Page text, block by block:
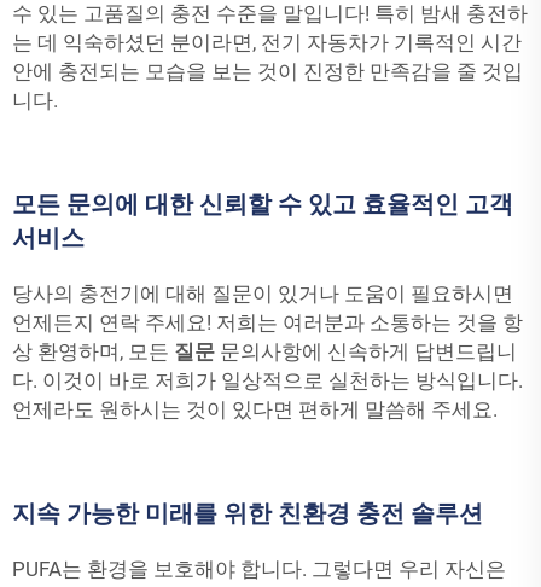
수 있는 고품질의 충전 수준을 말입니다! 특히 밤새 충전하
는 데 익숙하셨던 분이라면, 전기 자동차가 기록적인 시간
안에 충전되는 모습을 보는 것이 진정한 만족감을 줄 것입
니다.
모든 문의에 대한 신뢰할 수 있고 효율적인 고객
서비스
당사의 충전기에 대해 질문이 있거나 도움이 필요하시면
언제든지 연락 주세요! 저희는 여러분과 소통하는 것을 항
상 환영하며, 모든 질문 문의사항에 신속하게 답변드립니
다. 이것이 바로 저희가 일상적으로 실천하는 방식입니다.
언제라도 원하시는 것이 있다면 편하게 말씀해 주세요.
지속 가능한 미래를 위한 친환경 충전 솔루션
PUFA는 환경을 보호해야 합니다. 그렇다면 우리 자신은